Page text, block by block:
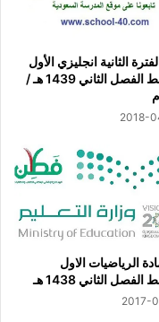
الثانية انجليزي الأول
المتوسط الفصل الثاني 1439 هـ /
2018-
الرياضيات الاول
الثاني 1438 هـ
2017-